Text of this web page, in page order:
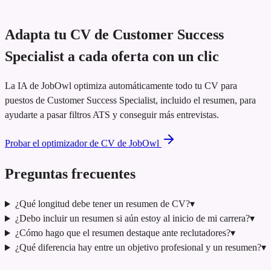
Adapta tu CV de Customer Success
Specialist a cada oferta con un clic
La IA de JobOwl optimiza automáticamente todo tu CV para
puestos de Customer Success Specialist, incluido el resumen, para
ayudarte a pasar filtros ATS y conseguir más entrevistas.
Probar el optimizador de CV de JobOwl
Preguntas frecuentes
¿Qué longitud debe tener un resumen de CV?▾
¿Debo incluir un resumen si aún estoy al inicio de mi carrera?▾
¿Cómo hago que el resumen destaque ante reclutadores?▾
¿Qué diferencia hay entre un objetivo profesional y un resumen?▾